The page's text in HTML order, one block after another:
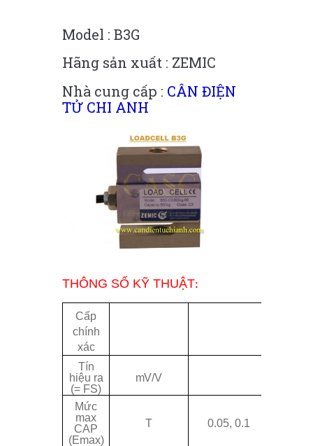
Model : B3G
Hãng sản xuất : ZEMIC
Nhà cung cấp : CÂN ĐIỆN
TỬ CHI ANH
THÔNG SỐ KỸ THUẬT:
Cấp
chính
xác
Tín
hiệu ra
(= FS)
mV/V
Mức
max
CAP
(Emax)
T 0.05, 0.1